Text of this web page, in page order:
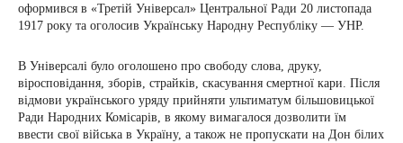
оформився в «Третій Універсал» Центральної Ради 20 листопада
1917 року та оголосив Українську Народну Республіку — УНР.
В Універсалі було оголошено про свободу слова, друку,
віросповідання, зборів, страйків, скасування смертної кари. Після
відмови українського уряду прийняти ультиматум більшовицької
Ради Народних Комісарів, в якому вимагалося дозволити їм
ввести свої війська в Україну, а також не пропускати на Дон білих